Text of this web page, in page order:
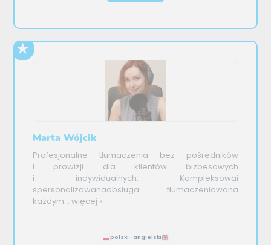
Marta Wójcik
Profesjonalne tłumaczenia bez pośredników
i prowizji dla klientów bizbesowych
i indywidualnych. Kompleksowai
spersonalizowanaobsługa tłumaczeniowana
każdym... więcej »
polski–angielski